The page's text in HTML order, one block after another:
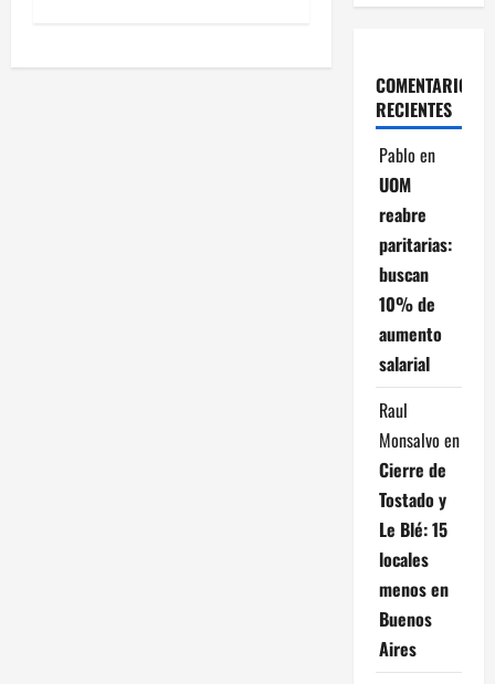
g
COMENTARIOS
RECIENTES
Pablo en
UOM
reabre
paritarias:
buscan
10% de
aumento
salarial
Raul
Monsalvo en
Cierre de
Tostado y
Le Blé: 15
locales
menos en
Buenos
Aires